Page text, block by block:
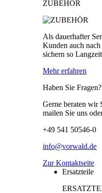
ZUBEHÖR
Als dauerhafter
Kunden auch
sichern so
Mehr erfahren
Haben Sie Fragen?
Gerne beraten wir
mailen Sie uns
+49 541 50546-0
info@vorwald.de
Zur Kontaktseite
Ersatzteile